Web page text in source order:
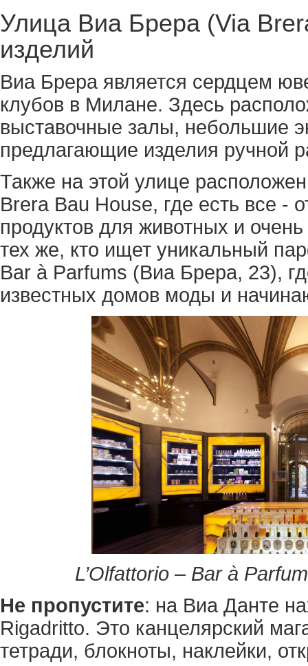
Улица Виа Брера (Via
изделий
Виа Брера является сердцем
клубов в Милане. Здесь
выставочные залы, небольшие
предлагающие изделия ручной
Также на этой улице
Brera Bau House, где есть все -
продуктов для животных и
тех же, кто ищет уникальный
Bar à Parfums (Виа Брера, 23),
известных домов моды и
L’Olfattorio – Bar à
Не пропустите: на Виа Данте
Rigadritto. Это канцелярский
тетради, блокноты, наклейки,